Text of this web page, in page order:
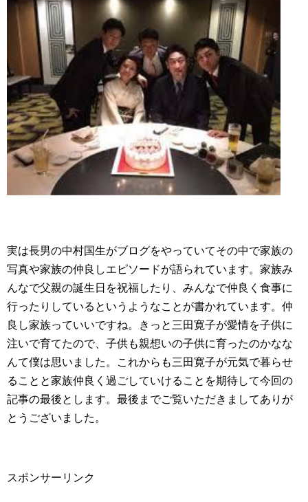
実は長男の中村国生がブログをやっていてその中で家族の
写真や家族の仲良しエピソードが語られています。家族み
んなで父親の誕生日を祝福したり、みんなで仲良く食事に
行ったりしているというようなことが書かれています。仲
良し家族っていいですね。きっと三田寛子が愛情を子供に
注いで育てたので、子供も親想いの子供に育ったのかなな
んて僕は思いました。これからも三田寛子が元気で暮らせ
ることと家族仲良く過ごしていけることを期待して今回の
記事の最後とします。最後までご覧いただきましてありが
とうございました。
スポンサーリンク